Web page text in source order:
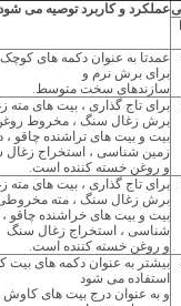
عملکرد و کاربرد توصیه می
عمدتا به عنوان دکمه های
برای برش نرم و
سازندهای سخت متوسط.
برای تاج گذاری ، بیت های
برش زغال سنگ ، مخروط
بیت و بیت های تراشنده چاقو ،
زمین شناسی ، استخراج
و روغن خسته کننده است.
برای تاج گذاری ، بیت های
برش زغال سنگ ، مته
بیت و بیت های خراشنده چاقو ،
شناسی ، استخراج زغال سنگ
و روغن خسته کننده است.
بیشتر به عنوان دکمه های
استفاده می شود
و به عنوان درج بیت های کاوش